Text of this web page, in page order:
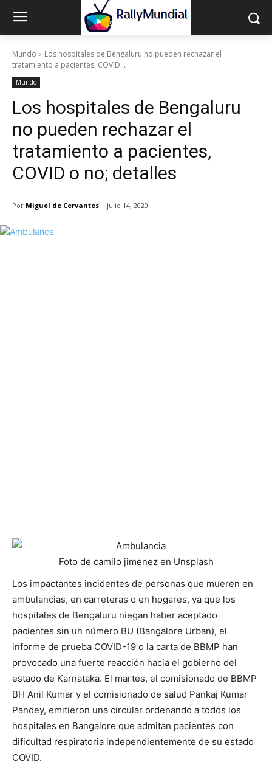
Mundo
Los hospitales de Bengaluru no pueden rechazar el
tratamiento a pacientes, COVID...
Mundo
Los hospitales de Bengaluru
no pueden rechazar el
tratamiento a pacientes,
COVID o no; detalles
Por Miguel de Cervantes julio 14, 2020
Foto de camilo jimenez en Unsplash
Los impactantes incidentes de personas que mueren en
ambulancias, en carreteras o en hogares, ya que los
hospitales de Bengaluru niegan haber aceptado
pacientes sin un número BU (Bangalore Urban), el
informe de prueba COVID-19 o la carta de BBMP han
provocado una fuerte reacción hacia el gobierno del
estado de Karnataka. El martes, el comisionado de BBMP
BH Anil Kumar y el comisionado de salud Pankaj Kumar
Pandey, emitieron una circular ordenando a todos los
hospitales en Bangalore que admitan pacientes con
dificultad respiratoria independientemente de su estado
COVID.